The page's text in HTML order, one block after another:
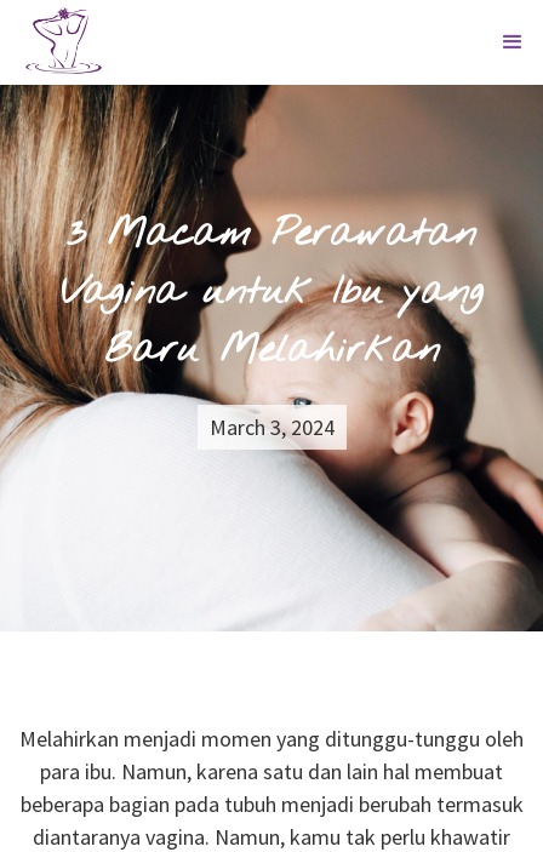
3 Macam Perawatan
Vagina untuk Ibu yang
Baru Melahirkan
March 3, 2024
Melahirkan menjadi momen yang ditunggu-tunggu oleh
para ibu. Namun, karena satu dan lain hal membuat
beberapa bagian pada tubuh menjadi berubah termasuk
diantaranya vagina. Namun, kamu tak perlu khawatir